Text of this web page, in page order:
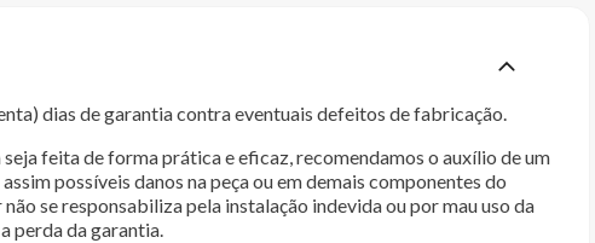
dias de garantia contra eventuais defeitos de fabricação.
seja feita de forma prática e eficaz, recomendamos o auxílio de um
possíveis danos na peça ou em demais componentes do
se responsabiliza pela instalação indevida ou por mau uso da
perda da garantia.